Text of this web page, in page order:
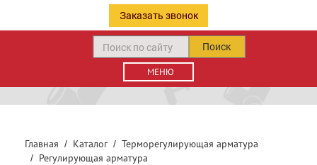
Заказать звонок
МЕНЮ
Поиск
Главная Каталог
Терморегулирующая арматура
Регулирующая арматура